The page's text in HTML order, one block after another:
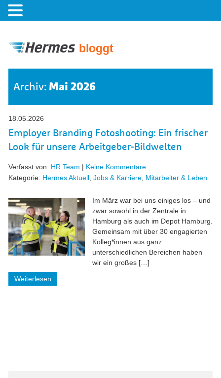
bloggt
Archiv: Mai 2026
18.05.2026
Employer Branding Fotoshooting: Ein frischer
Look für unsere Arbeitgeber-Bildwelten
Verfasst von: HR Team | Keine Kommentare
Kategorie: Hermes Aktuell Jobs & Karriere Mitarbeiter & Leben
Im März war bei uns einiges los – und
zwar sowohl in der Zentrale in
Hamburg als auch im Depot Hamburg.
Gemeinsam mit über 30 engagierten
Kolleg*innen aus ganz
unterschiedlichen Bereichen haben
wir ein großes […]
Weiterlesen